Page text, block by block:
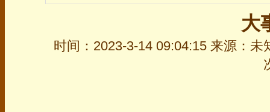
大
时间：2023-3-14 09:04:15 来源：